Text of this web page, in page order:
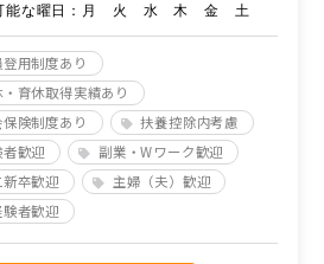
能な曜日：月 火 水 木 金 土
用制度あり
・育休取得実績あり
険制度あり
扶養控除内考慮
歓迎
副業・Wワーク歓迎
卒歓迎
主婦（夫）歓迎
者歓迎